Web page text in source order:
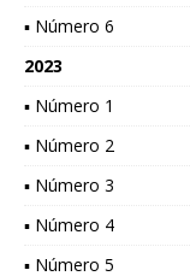
▪ Número 6
2023
▪ Número 1
▪ Número 2
▪ Número 3
▪ Número 4
▪ Número 5